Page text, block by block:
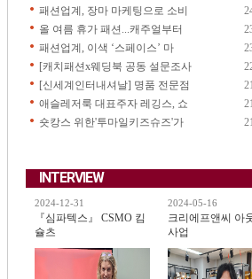
패션업계, 장마 마케팅으로 소비
올 여름 휴가 패션...캐주얼부터
패션업계, 이색 ‘스페이스’ 마
[캐치패션x웨딩북 공동 설문조사
[신세계인터내셔날] 명품 전문점
애슬레저룩 대표주자 레깅스, 쇼
숏캉스 위한'투마일키즈슈즈'가
INTERVIEW
2024-12-31
『심파텍스』 CSMO 킴
슐츠
2024-05-16
크리에프앤씨 아
사업